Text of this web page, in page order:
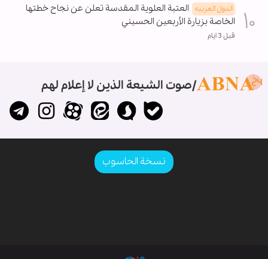
الدول العربیه العتبة العلوية المقدسة تعلن عن نجاح خطتها
الخاصة بزيارة الأربعين الحسيني
قبل 3 ايام
صوت الشيعة الذين لا إعلام لهم
نسخة الحاسوب